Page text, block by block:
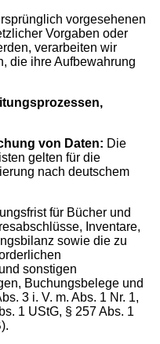
vorgesehenen
Vorgaben oder
verarbeiten wir
die ihre Aufbewahrung
von Daten: Die
gelten für die
nach deutschem
für Bücher und
Inventare,
sowie die zu
sonstigen
Buchungsbelege und
3 i. V. m. Abs. 1 Nr. 1,
1 UStG, § 257 Abs. 1